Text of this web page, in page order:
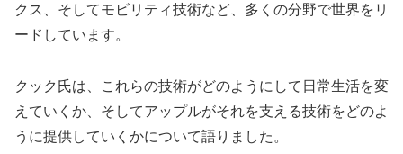
クス、そしてモビリティ技術など、多くの分野で世界をリ
ードしています。
クック氏は、これらの技術がどのようにして日常生活を変
えていくか、そしてアップルがそれを支える技術をどのよ
うに提供していくかについて語りました。